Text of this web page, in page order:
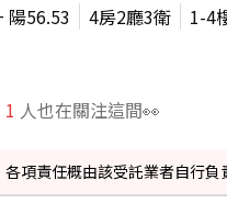
陽56.53 4房2廳3衛 1-4
1 人也在關注這間👀
項責任概由該受託業者自行負